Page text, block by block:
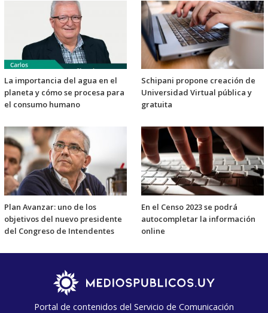
La importancia del agua en el
planeta y cómo se procesa para
el consumo humano
Schipani propone creación de
Universidad Virtual pública y
gratuita
Plan Avanzar: uno de los
objetivos del nuevo presidente
del Congreso de Intendentes
En el Censo 2023 se podrá
autocompletar la información
online
Portal de contenidos del Servicio de Comunicación